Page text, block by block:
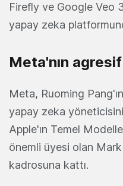
Firefly ve Google Veo
yapay zeka
Meta'nın
Meta, Ruoming
yapay zeka
Apple'ın Temel
önemli üyesi olan
kadrosuna kattı.